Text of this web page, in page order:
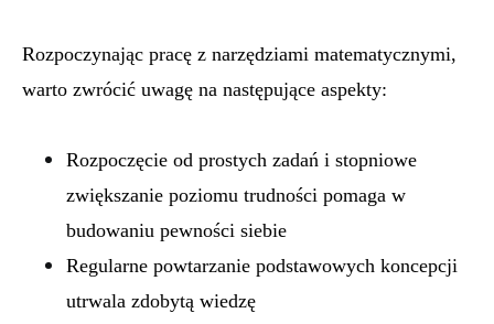
Rozpoczynając pracę z narzędziami matematycznymi,
warto zwrócić uwagę na następujące aspekty:
Rozpoczęcie od prostych zadań i stopniowe
zwiększanie poziomu trudności pomaga w
budowaniu pewności siebie
Regularne powtarzanie podstawowych koncepcji
utrwala zdobytą wiedzę